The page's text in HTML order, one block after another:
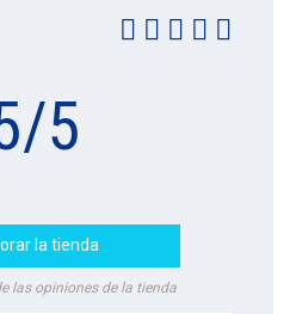
/5
la tienda
las opiniones de la tienda